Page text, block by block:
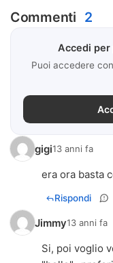
Commenti 2
Accedi per
Puoi accedere
gigi13 anni fa
era ora basta
Rispondi
Jimmy13 anni fa
Si, poi voglio